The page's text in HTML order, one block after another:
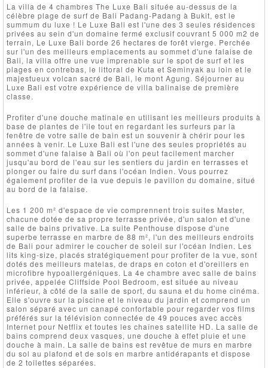
La villa de 4 chambres The Luxe Bali située au-dessus de la
célèbre plage de surf de Bali Padang-Padang à Bukit, est le
summum du luxe ! Le Luxe Bali est l'une des 3 seules résidences
privées au sein d'un domaine fermé exclusif couvrant 5 000 m2 de
terrain, Le Luxe Bali borde 26 hectares de forêt vierge. Perchée
sur l'un des meilleurs emplacements au sommet d'une falaise de
Bali, la villa offre une vue imprenable sur le spot de surf et les
plages en contrebas, le littoral de Kuta et Seminyak au loin et le
majestueux volcan sacré de Bali, le mont Agung. Séjourner au
Luxe Bali est votre expérience de villa balinaise de première
classe.
Profiter d'une douche matinale en utilisant les meilleurs produits à
base de plantes de l'île tout en regardant les surfeurs par la
fenêtre de votre salle de bain est un souvenir à chérir pour les
années à venir. Le Luxe Bali est l'une des seules propriétés au
sommet d'une falaise à Bali où l'on peut facilement marcher
jusqu'au bord de l'eau sur les sentiers du jardin en terrasses et
plonger ou faire du surf dans l'océan Indien. Vous pourrez
également profiter de la vue depuis le pavillon du domaine, situé
au bord de la falaise.
Les 1 200 m² d'espace de vie comprennent trois suites Master,
chacune dotée de sa propre terrasse privée, d'un salon et d'une
salle de bains privative. La suite Penthouse dispose d'une
superbe terrasse en marbre de 88 m², l'un des meilleurs endroits
de Bali pour admirer le coucher de soleil sur l'océan Indien. Les
lits king-size, placés stratégiquement pour profiter de la vue, sont
dotés des meilleurs matelas, de draps en coton et d'oreillers en
microfibre hypoallergéniques. La 4e chambre avec salle de bains
privée, appelée Cliffside Pool Bedroom, est située au niveau
inférieur, à côté de la salle de sport, du sauna et du home cinéma.
Elle s'ouvre sur la piscine et le niveau du jardin et comprend un
salon séparé avec un canapé confortable pour regarder vos films
préférés sur la télévision connectée de 49 pouces avec accès
Internet pour Netflix et toutes les chaînes satellite HD. La salle de
bains comprend deux vasques, une douche à effet pluie et une
douche à main. La salle de bains est revêtue de murs en marbre
du sol au plafond et de sols en marbre antidérapants et dispose
de 2 toilettes séparées.